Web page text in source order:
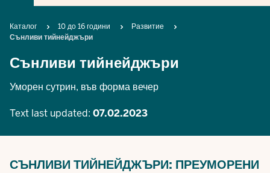
Breadcrumb
Каталог 10 до 16 години
Развитие
Сънливи тийнейджъри
Сънливи тийнейджъри
Уморен сутрин, във форма вечер
Text last updated: 07.02.2023
СЪНЛИВИ ТИЙНЕЙДЖЪРИ: ПРЕУМОРЕНИ